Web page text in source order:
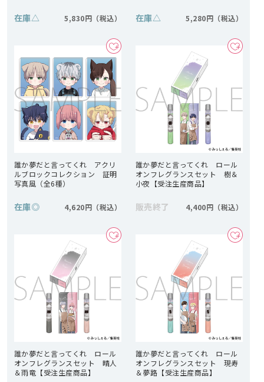
在庫△ 5,830円 在庫△ 5,280円
誰か夢だと言ってくれ アクリ
ルブロックコレクション 証明
写真風（全6種）
在庫◎ 4,620円
誰か夢だと言ってくれ ロール
オンフレグランスセット 樹＆
小夜【受注生産商品】
販売終了 4,400円
誰か夢だと言ってくれ ロール
オンフレグランスセット 晴人
＆雨竜【受注生産商品】
誰か夢だと言ってくれ ロール
オンフレグランスセット 現寿
＆夢路【受注生産商品】